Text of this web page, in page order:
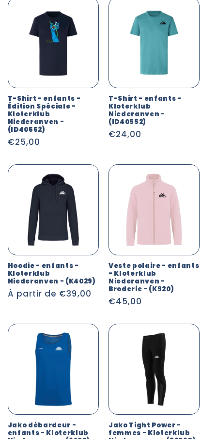
T-Shirt - enfants -
Édition Spéciale -
Kloterklub
Niederanven -
(ID40552)
Prix
€25,00
T-Shirt - enfants -
Kloterklub
Niederanven -
(ID40552)
Prix
€24,00
Hoodie - enfants -
Kloterklub
Niederanven - (K4029)
Prix
À partir de €39,00
Veste polaire - enfants
- Kloterklub
Niederanven -
Broderie - (K920)
Prix
€45,00
Jako débardeur -
enfants - Kloterklub
Jako Tight Power -
femmes - Kloterklub